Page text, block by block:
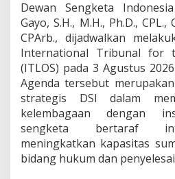
T
L
O
S
J
e
m
a
n
,
P
e
r
Dewan Sengketa
Gayo, S.H., M.H., Ph.D., CPL.,
CPArb., dijadwalkan
International Tribunal for
(ITLOS) pada 3 Agustus
Agenda tersebut
strategis DSI dalam
kelembagaan dengan
sengketa bertaraf
meningkatkan kapasitas
bidang hukum dan